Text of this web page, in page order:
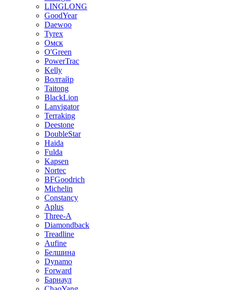
LINGLONG
GoodYear
Daewoo
Tyrex
Омск
O'Green
PowerTrac
Kelly
Волтайр
Taitong
BlackLion
Lanvigator
Terraking
Deestone
DoubleStar
Haida
Fulda
Kapsen
Nortec
BFGoodrich
Michelin
Constancy
Aplus
Three-A
Diamondback
Treadline
Aufine
Белшина
Dynamo
Forward
Барнаул